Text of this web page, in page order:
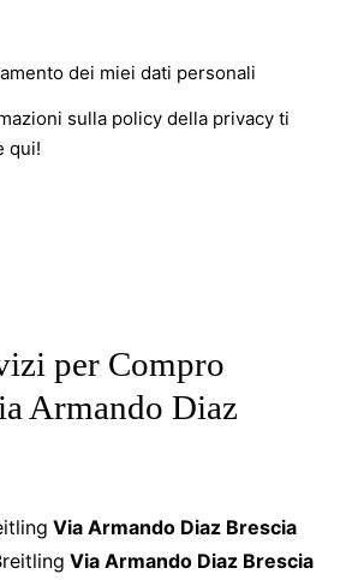
dei miei dati personali
sulla policy della privacy ti
qui!
per Compro
Armando Diaz
Via Armando Diaz Brescia
Via Armando Diaz Brescia